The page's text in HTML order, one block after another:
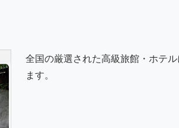
全国の厳選された高級旅館・ホテ
ます。